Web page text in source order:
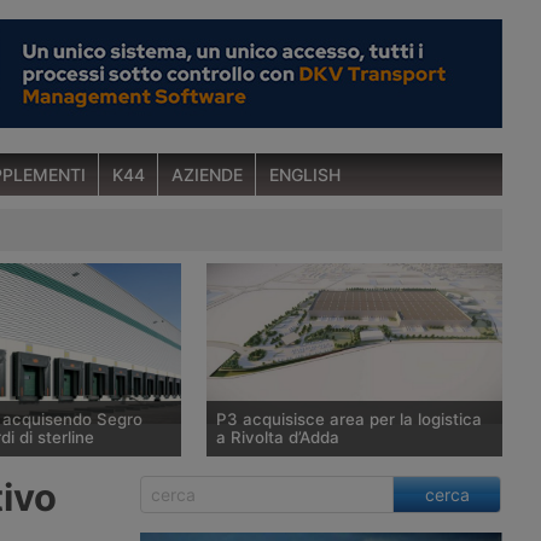
K44 AZIENDE ENGLISH
Segro
di sterline
di immobili
P3 acquisisce area per la logistica
a Rivolta d’Adda
P3, tramite il Fondo Giano gestito da
Savills Investment Management Sgr,
cerca